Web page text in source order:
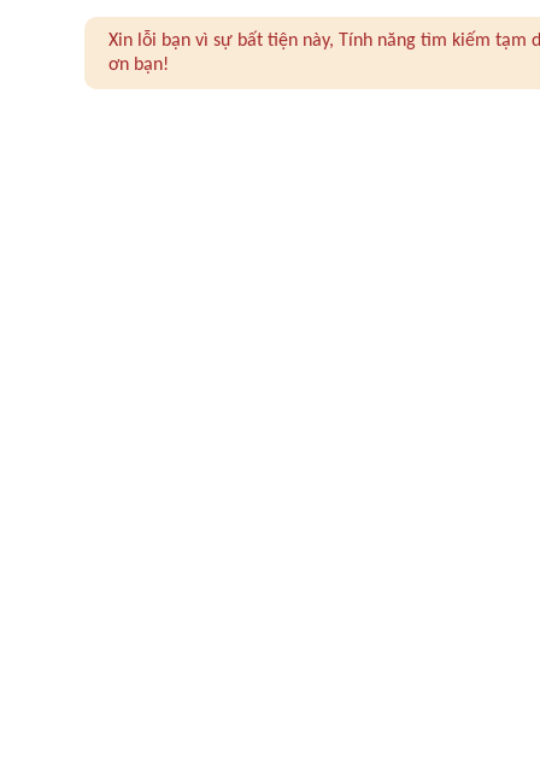
Xin lỗi bạn vì sự bất tiện này, Tính năng tìm kiếm
ơn bạn!